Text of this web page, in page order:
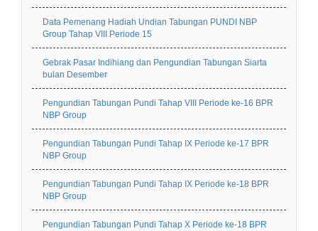
Data Pemenang Hadiah Undian Tabungan PUNDI NBP
Group Tahap VIII Periode 15
Gebrak Pasar Indihiang dan Pengundian Tabungan Siarta
bulan Desember
Pengundian Tabungan Pundi Tahap VIII Periode ke-16 BPR
NBP Group
Pengundian Tabungan Pundi Tahap IX Periode ke-17 BPR
NBP Group
Pengundian Tabungan Pundi Tahap IX Periode ke-18 BPR
NBP Group
Pengundian Tabungan Pundi Tahap X Periode ke-18 BPR